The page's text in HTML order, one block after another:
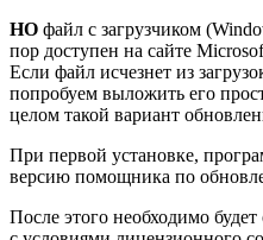
НО файл с загрузчиком
пор доступен на сайте
Если файл исчезнет из
попробуем выложить его
целом такой вариант
При первой установке,
версию помощника по
После этого необходимо будет